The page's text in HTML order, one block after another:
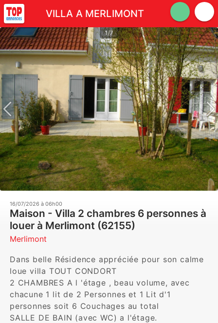
VILLA A MERLIMONT
1/7
16/07/2026 à 06h00
Maison - Villa 2 chambres 6 personnes à
louer à Merlimont (62155)
Merlimont
Dans belle Résidence appréciée pour son calme
loue villa TOUT CONDORT
2 CHAMBRES A l 'étage , beau volume, avec
chacune 1 lit de 2 Personnes et 1 Lit d'1
personnes soit 6 Couchages au total
SALLE DE BAIN (avec WC) a l'étage.